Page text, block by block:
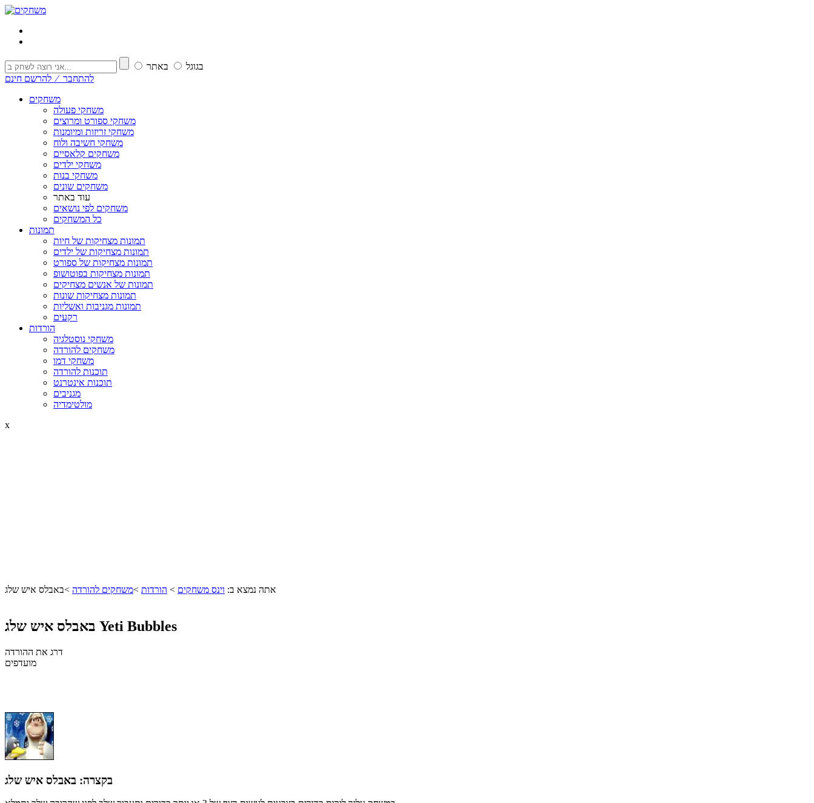
בגוגל
באתר
להתחבר ⁄ להרשם חינם
משחקים
משחקי פעולה
משחקי ספורט ומרוצים
משחקי זריזות ומיומנות
משחקי חשיבה ולוח
משחקים קלאסיים
משחקי ילדים
משחקי בנות
משחקים שונים
עוד באתר
משחקים לפי נושאים
כל המשחקים
תמונות
תמונות מצחיקות של חיות
תמונות מצחיקות של ילדים
תמונות מצחיקות של ספורט
תמונות מצחיקות בפוטושופ
תמונות של אנשים מצחיקים
תמונות מצחיקות שונות
תמונות מגניבות ואשליות
רקעים
הורדות
משחקי נוסטלגיה
משחקים להורדה
משחקי דמו
תוכנות להורדה
תוכנות אינטרנט
מגניבים
מולטימדיה
x
אתה נמצא ב: וינס משחקים > הורדות >משחקים להורדה >באבלס איש שלג
Yeti Bubbles
דרג את ההורדה
מועדפים
בקצרה: באבלס איש שלג